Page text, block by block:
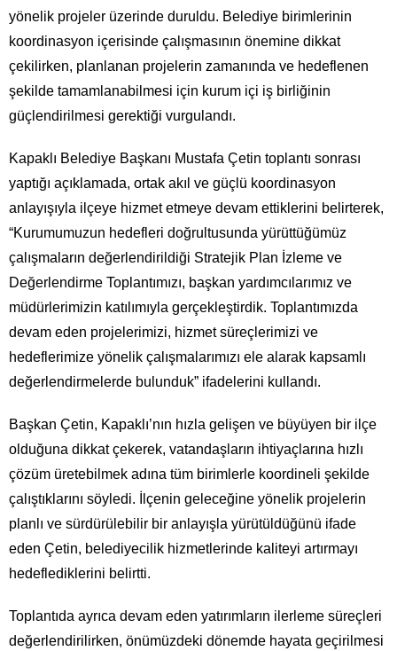
yönelik projeler üzerinde duruldu. Belediye birimlerinin
koordinasyon içerisinde çalışmasının önemine dikkat
çekilirken, planlanan projelerin zamanında ve hedeflenen
şekilde tamamlanabilmesi için kurum içi iş birliğinin
güçlendirilmesi gerektiği vurgulandı.
Kapaklı Belediye Başkanı Mustafa Çetin toplantı sonrası
yaptığı açıklamada, ortak akıl ve güçlü koordinasyon
anlayışıyla ilçeye hizmet etmeye devam ettiklerini belirterek,
“Kurumumuzun hedefleri doğrultusunda yürüttüğümüz
çalışmaların değerlendirildiği Stratejik Plan İzleme ve
Değerlendirme Toplantımızı, başkan yardımcılarımız ve
müdürlerimizin katılımıyla gerçekleştirdik. Toplantımızda
devam eden projelerimizi, hizmet süreçlerimizi ve
hedeflerimize yönelik çalışmalarımızı ele alarak kapsamlı
değerlendirmelerde bulunduk” ifadelerini kullandı.
Başkan Çetin, Kapaklı’nın hızla gelişen ve büyüyen bir ilçe
olduğuna dikkat çekerek, vatandaşların ihtiyaçlarına hızlı
çözüm üretebilmek adına tüm birimlerle koordineli şekilde
çalıştıklarını söyledi. İlçenin geleceğine yönelik projelerin
planlı ve sürdürülebilir bir anlayışla yürütüldüğünü ifade
eden Çetin, belediyecilik hizmetlerinde kaliteyi artırmayı
hedeflediklerini belirtti.
Toplantıda ayrıca devam eden yatırımların ilerleme süreçleri
değerlendirilirken, önümüzdeki dönemde hayata geçirilmesi